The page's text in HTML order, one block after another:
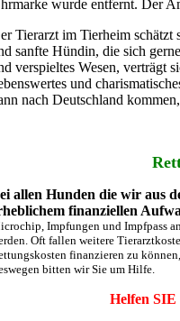
wurde entfernt. Der
Tierarzt im Tierheim schätzt
sanfte Hündin, die sich
verspieltes Wesen, verträgt
und
nach Deutschland
allen Hunden die wir aus
finanziellen
Impfungen und Impfpass
Oft fallen weitere
finanzieren zu
bitten wir Sie um Hilfe.
Helfen